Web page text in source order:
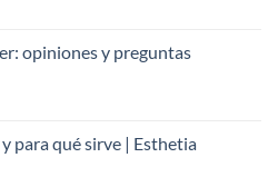
opiniones y preguntas
opiniones
para qué sirve | Esthetia